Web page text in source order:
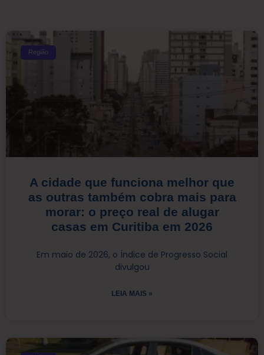
Região
A cidade que funciona melhor que
as outras também cobra mais para
morar: o preço real de alugar
casas em Curitiba em 2026
Em maio de 2026, o Índice de Progresso Social
divulgou
LEIA MAIS »